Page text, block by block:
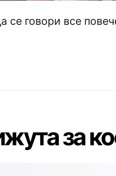
се говори все
за